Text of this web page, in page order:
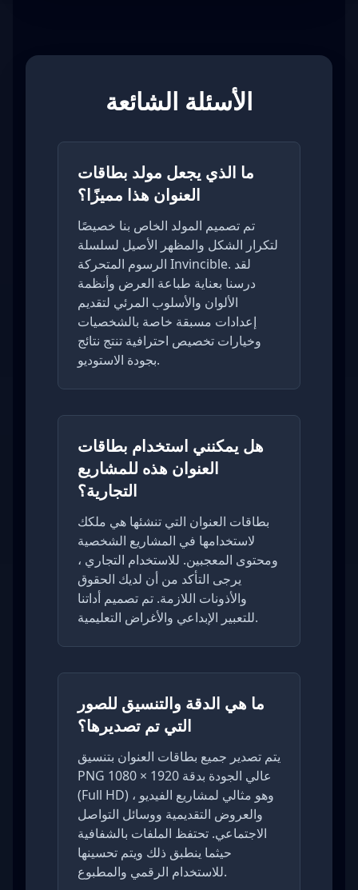
الأسئلة الشائعة
ما الذي يجعل مولد بطاقات
العنوان هذا مميزًا؟
تم تصميم المولد الخاص بنا خصيصًا
لتكرار الشكل والمظهر الأصيل لسلسلة
الرسوم المتحركة Invincible. لقد
درسنا بعناية طباعة العرض وأنظمة
الألوان والأسلوب المرئي لتقديم
إعدادات مسبقة خاصة بالشخصيات
وخيارات تخصيص احترافية تنتج نتائج
بجودة الاستوديو.
هل يمكنني استخدام بطاقات
العنوان هذه للمشاريع
التجارية؟
بطاقات العنوان التي تنشئها هي ملكك
لاستخدامها في المشاريع الشخصية
ومحتوى المعجبين. للاستخدام التجاري ،
يرجى التأكد من أن لديك الحقوق
والأذونات اللازمة. تم تصميم أداتنا
للتعبير الإبداعي والأغراض التعليمية.
ما هي الدقة والتنسيق للصور
التي تم تصديرها؟
يتم تصدير جميع بطاقات العنوان بتنسيق
PNG عالي الجودة بدقة 1920 × 1080
(Full HD) ، وهو مثالي لمشاريع الفيديو
والعروض التقديمية ووسائل التواصل
الاجتماعي. تحتفظ الملفات بالشفافية
حيثما ينطبق ذلك ويتم تحسينها
للاستخدام الرقمي والمطبوع.